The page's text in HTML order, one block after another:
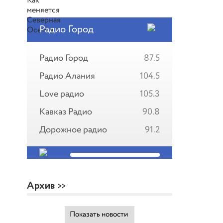
Радио Город
Радио Город
87.5
Радио Алания
104.5
Love радио
105.3
Кавказ Радио
90.8
Дорожное радио
91.2
Архив
Показать новости